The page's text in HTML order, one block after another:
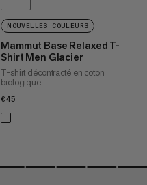
NOUVELLES COULEURS
Mammut Base Relaxed T-
Shirt Men Glacier
T-shirt décontracté en coton
biologique
€45